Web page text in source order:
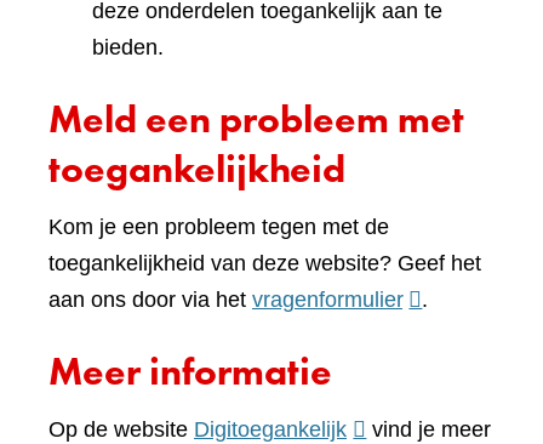
deze onderdelen toegankelijk aan te
bieden.
Meld een probleem met
toegankelijkheid
Kom je een probleem tegen met de
toegankelijkheid van deze website? Geef het
aan ons door via het vragenformulier(verwijst
.
Meer informatie
Op de website Digitoegankelijk(verwijst
vind je meer